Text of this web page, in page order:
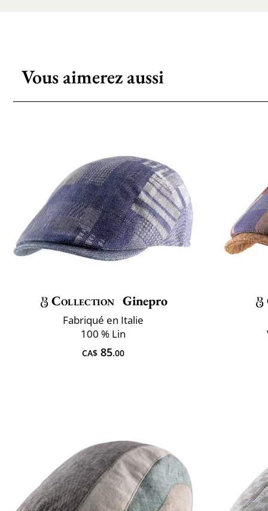
Vous aimerez aussi
Collection Ginepro
Fabriqué en Italie
100 % Lin
CA$ 85.00